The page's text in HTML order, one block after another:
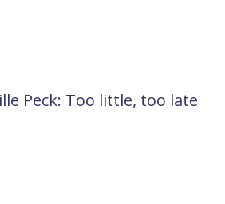
Peck: Too little, too late